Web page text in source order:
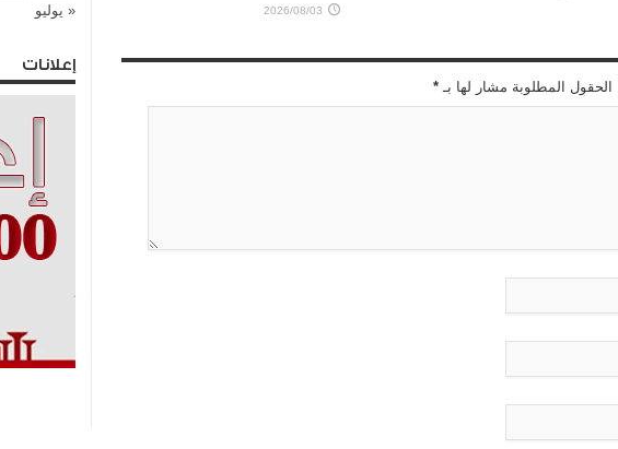
2026/08/03
الحقول المطلوبة مشار لها بـ *
« يوليو
إعلانات